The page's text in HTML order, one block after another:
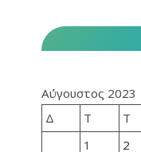
Αύγουστος 2023
Δ
Τ Τ
1
2